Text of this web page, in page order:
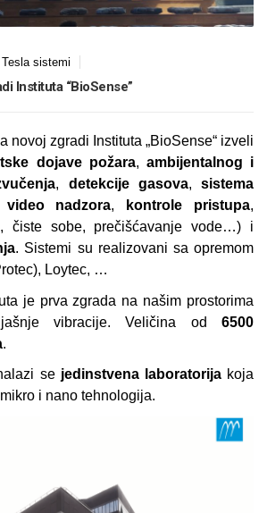
Tesla sistemi
Instituta “BioSense”
novoj zgradi Instituta „BioSense“ izveli
dojave požara, ambijentalnog i
, detekcije gasova, sistema
video nadzora, kontrole pristupa,
čiste sobe, prečišćavanje vode…) i
. Sistemi su realizovani sa opremom
Loytec, …
je prva zgrada na našim prostorima
vibracije. Veličina od 6500
.
se jedinstvena laboratorijakoja
i nano tehnologija.